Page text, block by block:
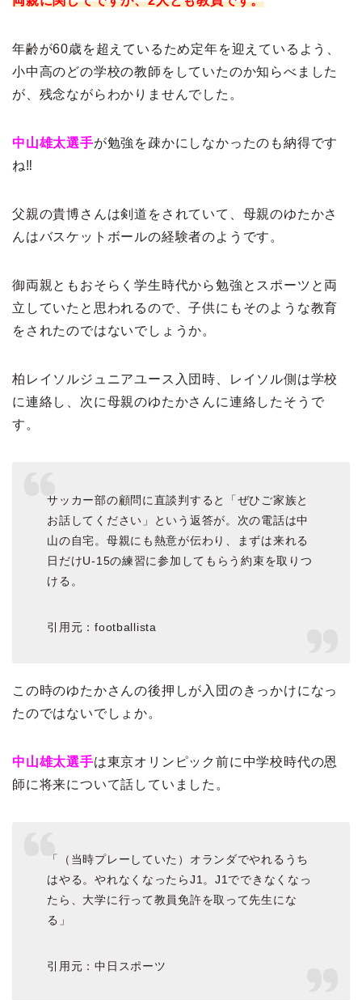
年齢が60歳を超えているため定年を迎えているよう、
小中高のどの学校の教師をしていたのか知らべました
が、残念ながらわかりませんでした。
中山雄太選手が勉強を疎かにしなかったのも納得です
ね‼
父親の貴博さんは剣道をされていて、母親のゆたかさ
んはバスケットボールの経験者のようです。
御両親ともおそらく学生時代から勉強とスポーツと両
立していたと思われるので、子供にもそのような教育
をされたのではないでしょうか。
柏レイソルジュニアユース入団時、レイソル側は学校
に連絡し、次に母親のゆたかさんに連絡したそうで
す。
サッカー部の顧問に直談判すると「ぜひご家族と
お話してください」という返答が。次の電話は中
山の自宅。母親にも熱意が伝わり、まずは来れる
日だけU-15の練習に参加してもらう約束を取りつ
ける。
引用元：footballista
この時のゆたかさんの後押しが入団のきっかけになっ
たのではないでしょか。
中山雄太選手は東京オリンピック前に中学校時代の恩
師に将来について話していました。
「（当時プレーしていた）オランダでやれるうち
はやる。やれなくなったらJ1。J1でできなくなっ
たら、大学に行って教員免許を取って先生にな
る」
引用元：中日スポーツ